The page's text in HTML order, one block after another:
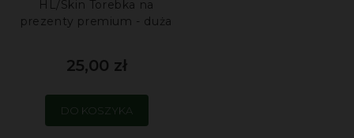
HL/Skin Torebka na
prezenty premium - duża
25,00 zł
DO KOSZYKA